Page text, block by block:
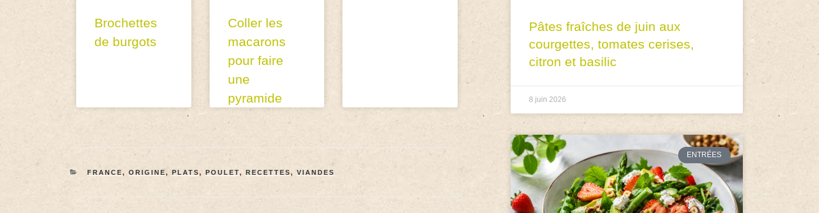
Brochettes
de burgots
Coller les
macarons
pour faire
une
pyramide
FRANCE, ORIGINE, PLATS, POULET, RECETTES, VIANDES
Pâtes fraîches de juin aux
courgettes, tomates cerises,
citron et basilic
8 juin 2026
ENTRÉES